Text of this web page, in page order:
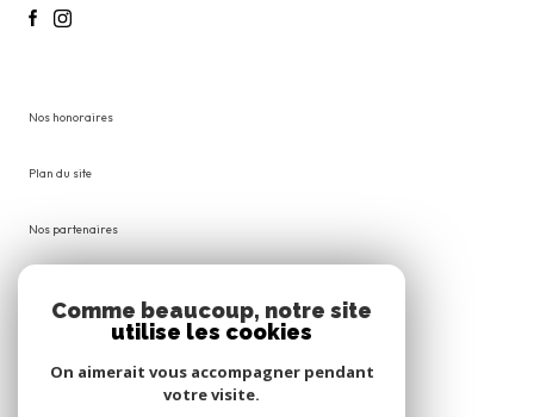
nos honoraires
plan du site
nos partenaires
Comme beaucoup, notre site
utilise les cookies
On aimerait vous accompagner pendant
votre visite.